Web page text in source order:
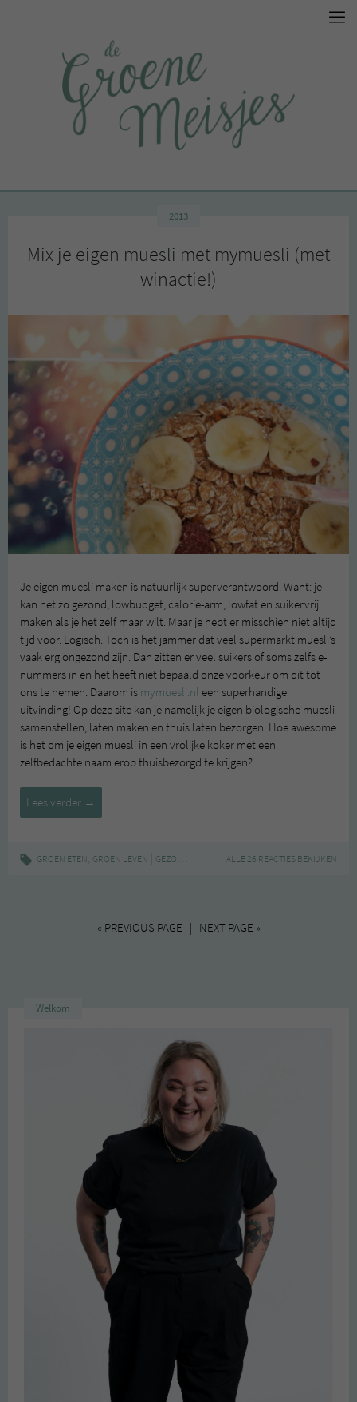
2013
Mix je eigen muesli met mymuesli (met
winactie!)
Je eigen muesli maken is natuurlijk superverantwoord. Want: je
kan het zo gezond, lowbudget, calorie-arm, lowfat en suikervrij
maken als je het zelf maar wilt. Maar je hebt er misschien niet altijd
tijd voor. Logisch. Toch is het jammer dat veel supermarkt muesli’s
vaak erg ongezond zijn. Dan zitten er veel suikers of soms zelfs e-
nummers in en het heeft niet bepaald onze voorkeur om dit tot
ons te nemen. Daarom is mymuesli.nl een superhandige
uitvinding! Op deze site kan je namelijk je eigen biologische muesli
samenstellen, laten maken en thuis laten bezorgen. Hoe awesome
is het om je eigen muesli in een vrolijke koker met een
zelfbedachte naam erop thuisbezorgd te krijgen?
Lees verder Mix
je
muesli
winactie!)
→
GROEN ETEN, GROEN LEVEN GEZOND HEALTHY,MUESLI,MYMUESLI,ONTBIJT
ALLE 26 REACTIES BEKIJKEN
« PREVIOUS PAGE | NEXT PAGE »
Welkom